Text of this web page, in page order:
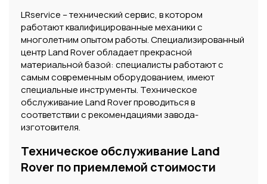
LRservice – технический сервис, в котором
работают квалифицированные механики с
многолетним опытом работы. Специализированный
центр Land Rover обладает прекрасной
материальной базой: специалисты работают с
самым современным оборудованием, имеют
специальные инструменты. Техническое
обслуживание Land Rover проводиться в
соответствии с рекомендациями завода-
изготовителя.
Техническое обслуживание Land
Rover по приемлемой стоимости